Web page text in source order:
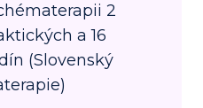
2
a 16
(Slovenský